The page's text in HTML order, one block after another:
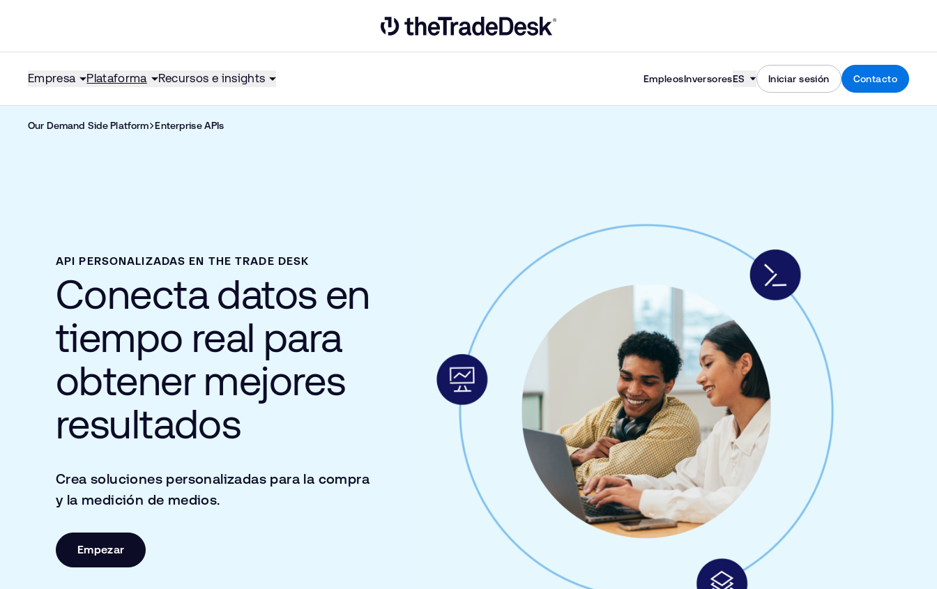
Link to The Trade Desk Home Page
Empresa Plataforma Recursos e insights EmpleosInversoresES Iniciar sesión Contacto
Our Demand Side Platform Enterprise APIs
API PERSONALIZADAS EN THE TRADE DESK
Conecta datos en
tiempo real para
obtener mejores
resultados
Crea soluciones personalizadas para la compra
y la medición de medios.
Empezar